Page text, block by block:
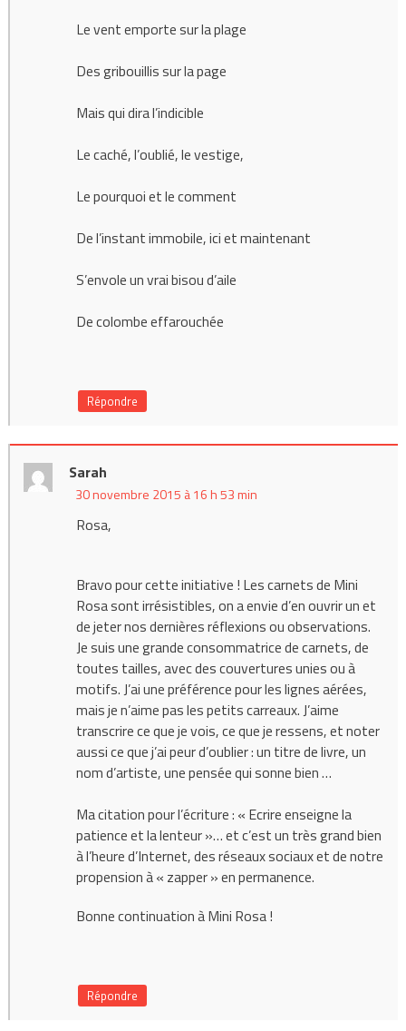
Le vent emporte sur la plage
Des gribouillis sur la page
Mais qui dira l’indicible
Le caché, l’oublié, le vestige,
Le pourquoi et le comment
De l’instant immobile, ici et maintenant
S’envole un vrai bisou d’aile
De colombe effarouchée
Répondre
Sarah
30 novembre 2015 à 16 h 53 min
Rosa,
Bravo pour cette initiative ! Les carnets de Mini
Rosa sont irrésistibles, on a envie d’en ouvrir un et
de jeter nos dernières réflexions ou observations.
Je suis une grande consommatrice de carnets, de
toutes tailles, avec des couvertures unies ou à
motifs. J’ai une préférence pour les lignes aérées,
mais je n’aime pas les petits carreaux. J’aime
transcrire ce que je vois, ce que je ressens, et noter
aussi ce que j’ai peur d’oublier : un titre de livre, un
nom d’artiste, une pensée qui sonne bien …
Ma citation pour l’écriture : « Ecrire enseigne la
patience et la lenteur »… et c’est un très grand bien
à l’heure d’Internet, des réseaux sociaux et de notre
propension à « zapper » en permanence.
Bonne continuation à Mini Rosa !
Répondre